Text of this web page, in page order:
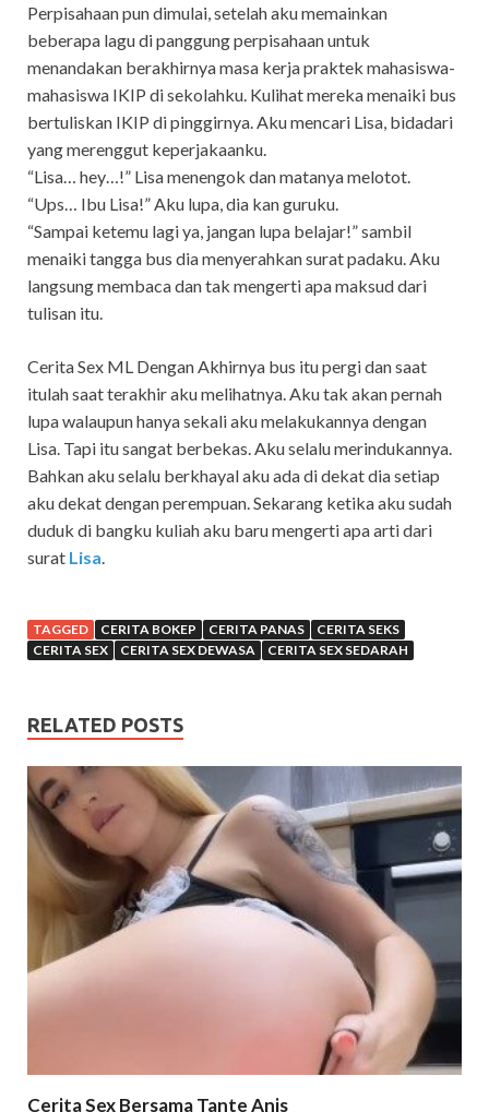
Perpisahaan pun dimulai, setelah aku memainkan
beberapa lagu di panggung perpisahaan untuk
menandakan berakhirnya masa kerja praktek mahasiswa-
mahasiswa IKIP di sekolahku. Kulihat mereka menaiki bus
bertuliskan IKIP di pinggirnya. Aku mencari Lisa, bidadari
yang merenggut keperjakaanku.
“Lisa… hey…!” Lisa menengok dan matanya melotot.
“Ups… Ibu Lisa!” Aku lupa, dia kan guruku.
“Sampai ketemu lagi ya, jangan lupa belajar!” sambil
menaiki tangga bus dia menyerahkan surat padaku. Aku
langsung membaca dan tak mengerti apa maksud dari
tulisan itu.
Cerita Sex ML Dengan Akhirnya bus itu pergi dan saat
itulah saat terakhir aku melihatnya. Aku tak akan pernah
lupa walaupun hanya sekali aku melakukannya dengan
Lisa. Tapi itu sangat berbekas. Aku selalu merindukannya.
Bahkan aku selalu berkhayal aku ada di dekat dia setiap
aku dekat dengan perempuan. Sekarang ketika aku sudah
duduk di bangku kuliah aku baru mengerti apa arti dari
surat Lisa
TAGGED CERITA BOKEP CERITA PANAS
CERITA SEKS
CERITA SEX
CERITA SEX DEWASA CERITA SEX SEDARAH
RELATED POSTS
Cerita Sex Bersama Tante Anis